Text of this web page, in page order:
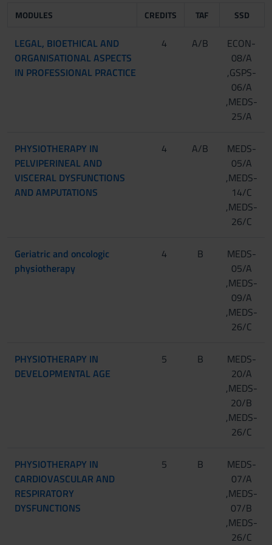
MODULES CREDITS TAF SSD
LEGAL, BIOETHICAL AND
ORGANISATIONAL ASPECTS
IN PROFESSIONAL PRACTICE
4 A/B
ECON-
08/A
,GSPS-
06/A
,MEDS-
25/A
PHYSIOTHERAPY IN
PELVIPERINEAL AND
VISCERAL DYSFUNCTIONS
AND AMPUTATIONS
4 A/B
MEDS-
05/A
,MEDS-
14/C
,MEDS-
26/C
Geriatric and oncologic
physiotherapy
4 B
MEDS-
05/A
,MEDS-
09/A
,MEDS-
26/C
PHYSIOTHERAPY IN
DEVELOPMENTAL AGE
5 B
MEDS-
20/A
,MEDS-
20/B
,MEDS-
26/C
PHYSIOTHERAPY IN
CARDIOVASCULAR AND
RESPIRATORY
DYSFUNCTIONS
5 B
MEDS-
07/A
,MEDS-
07/B
,MEDS-
26/C